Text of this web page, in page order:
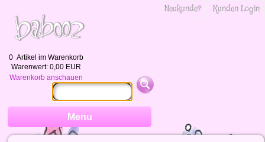
0 Artikel im Warenkorb
Warenwert: 0,00 EUR
Warenkorb anschauen
Kunden Login
Neukunde?
Menu